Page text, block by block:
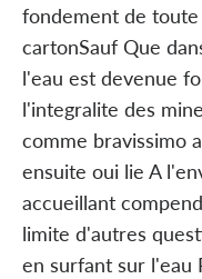
fondement de
cartonSauf Que
l'eau est devenue
l'integralite des
comme bravissimo
ensuite oui lie A
accueillant
limite d'autres
en surfant sur l'eau